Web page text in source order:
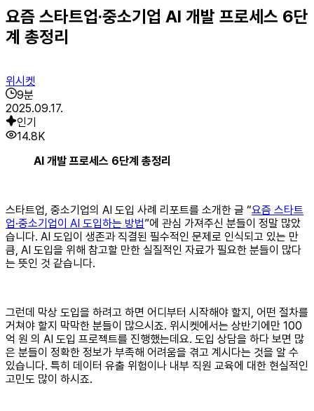
요즘 스타트업·중소기업 AI 개발 프로세스 6단
계 총정리
위시켓
9분
2025.09.17.
인기
14.8K
AI 개발 프로세스 6단계 총정리
스타트업, 중소기업의 AI 도입 사례 리포트를 소개한 글 “요즘 스타트
업·중소기업이 AI 도입하는 방법”에 관심 가져주신 분들이 정말 많았
습니다. AI 도입이 생존과 직결된 필수적인 문제로 인식되고 있는 만
큼, AI 도입을 위해 참고할 만한 실질적인 자료가 필요한 분들이 많다
는 뜻인 것 같습니다.
그런데 막상 도입을 하려고 하면 어디부터 시작해야 할지, 어떤 절차를
거쳐야 할지 막막한 분들이 많으시죠. 위시켓에서는 상반기에만 100
억 원 의 AI 도입 프로젝트를 진행했는데요. 도입 상담을 하다 보면 많
은 분들이 정확한 정보가 부족해 어려움을 겪고 계시다는 것을 알 수
있습니다. 특히 데이터 유출 위험이나 내부 직원 교육에 대한 현실적인
고민도 많이 하시죠.